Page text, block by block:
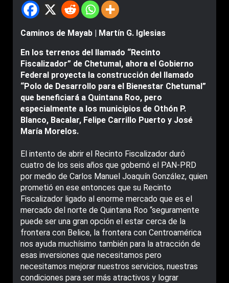
Caminos de Mayab | Martín G. Iglesias
En los terrenos del llamado “Recinto
Fiscalizador” de Chetumal, ahora el Gobierno
Federal proyecta la construcción del llamado
“Polo de Desarrollo para el Bienestar Chetumal”
que beneficiará a Quintana Roo, pero
especialmente a los municipios de Othón P.
Blanco, Bacalar, Felipe Carrillo Puerto y José
María Morelos.
El intento de abrir el Recinto Fiscalizador duró
cuatro de los seis años que gobernó el PAN-PRD
por medio de Carlos Manuel Joaquín González, quien
prometió en ese entonces que su Recinto
Fiscalizador ligado al enorme mercado que es el
mercado del norte de Quintana Roo “seguramente
puede ser una gran opción el estar cerca de la
frontera con Belice, la frontera con Centroamérica
nos ayuda muchísimo también para la atracción de
esas inversiones que necesitamos pero
necesitamos mejorar nuestros servicios, nuestras
condiciones para ser más atractivos y lograr